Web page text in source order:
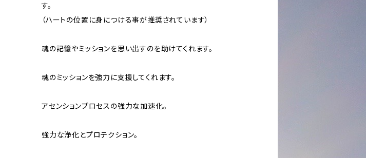
す。
（ハートの位置に身につける事が推奨されています）
魂の記憶やミッションを思い出すのを助けてくれます。
魂のミッションを強力に支援してくれます。
アセンションプロセスの強力な加速化。
強力な浄化とプロテクション。